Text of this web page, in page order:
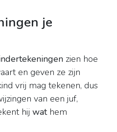
je
zien hoe
en geven ze zijn
vrij mag tekenen, dus
van een juf,
hij wathem